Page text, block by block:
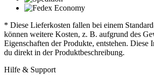
* Diese Lieferkosten fallen bei einem
können weitere Kosten, z. B. aufgrund des
Eigenschaften der Produkte, entstehen. Diese
du direkt in der Produktbeschreibung.
Hilfe & Support